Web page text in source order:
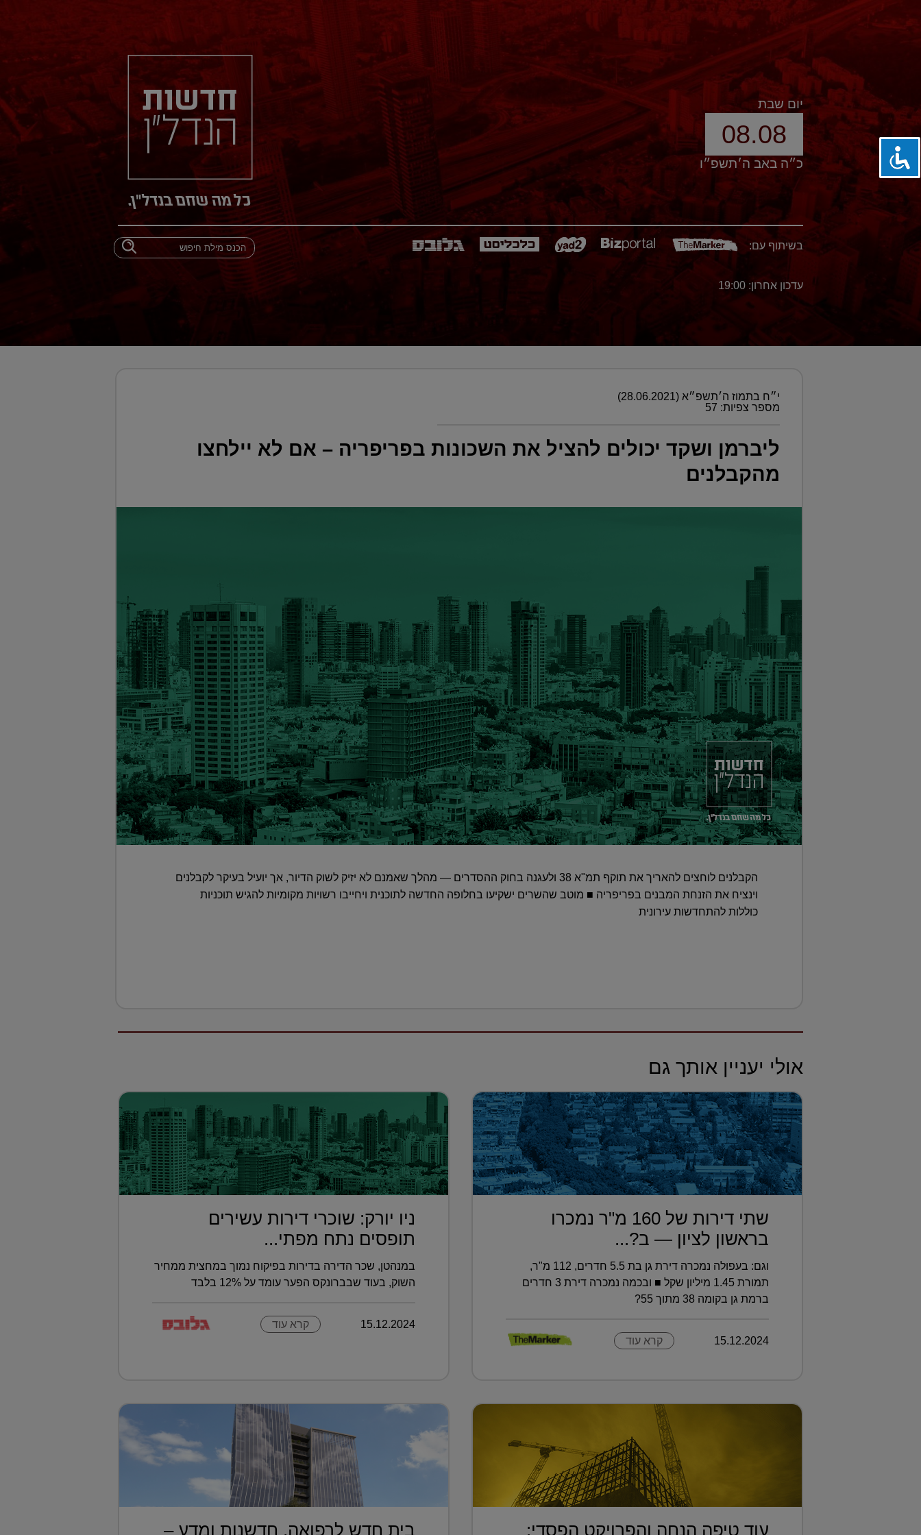
יום שבת
08.08
כ״ה באב ה׳תשפ״ו
בשיתוף עם:
עדכון אחרון: 19:00
י״ח בתמוז ה׳תשפ״א (28.06.2021)
מספר צפיות: 57
ליברמן ושקד יכולים להציל את השכונות בפריפריה – אם לא יילחצו
מהקבלנים
הקבלנים לוחצים להאריך את תוקף תמ"א 38 ולעגנה בחוק ההסדרים — מהלך שאמנם לא יזיק לשוק הדיור, אך יועיל בעיקר לקבלנים
וינציח את הזנחת המבנים בפריפריה ■ מוטב שהשרים ישקיעו בחלופה החדשה לתוכנית ויחייבו רשויות מקומיות להגיש תוכניות
כוללות להתחדשות עירונית
אולי יעניין אותך גם
שתי דירות של 160 מ"ר נמכרו
בראשון לציון — ב?...
וגם: בעפולה נמכרה דירת גן בת 5.5 חדרים, 112 מ"ר,
תמורת 1.45 מיליון שקל ■ ובכמה נמכרה דירת 3 חדרים
ברמת גן בקומה 38 מתוך 55?
15.12.2024 קרא עוד
ניו יורק: שוכרי דירות עשירים
תופסים נתח מפתי...
במנהטן, שכר הדירה בדירות בפיקוח נמוך במחצית ממחיר
השוק, בעוד שבברונקס הפער עומד על 12% בלבד
15.12.2024 קרא עוד
עוד טיפה הנחה והפרויקט הפסדי: בית חדש לרפואה, חדשנות ומדע –